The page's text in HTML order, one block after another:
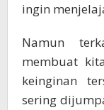
ingin
Namun
membuat
keinginan
sering